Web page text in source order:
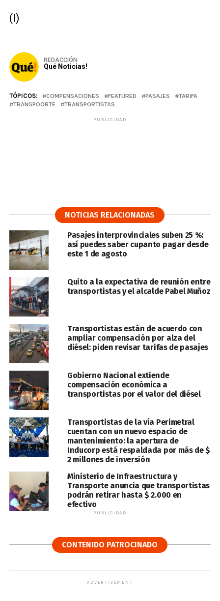
(I)
REDACCIÓN
Qué Noticias!
TÓPICOS: COMPENSACIONES FEATURED PASAJES
TARIFA
TRANSPOORTE
TRANSPORTISTAS
PUBLICIDAD
NOTICIAS RELACIONADAS
Pasajes interprovinciales suben 25 %:
así puedes saber cupanto pagar desde
este 1 de agosto
Quito a la expectativa de reunión entre
transportistas y el alcalde Pabel Muñoz
Transportistas están de acuerdo con
ampliar compensación por alza del
diésel: piden revisar tarifas de pasajes
Gobierno Nacional extiende
compensación económica a
transportistas por el valor del diésel
Transportistas de la vía Perimetral
cuentan con un nuevo espacio de
mantenimiento: la apertura de
Inducorp está respaldada por más de $
2 millones de inversión
Ministerio de Infraestructura y
Transporte anuncia que transportistas
podrán retirar hasta $ 2.000 en
efectivo
PUBLICIDAD
CONTENIDO PATROCINADO
ADVERTISEMENT